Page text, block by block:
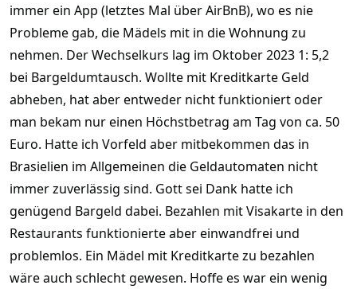
immer ein App (letztes Mal über AirBnB), wo es nie
Probleme gab, die Mädels mit in die Wohnung zu
nehmen. Der Wechselkurs lag im Oktober 2023 1: 5,2
bei Bargeldumtausch. Wollte mit Kreditkarte Geld
abheben, hat aber entweder nicht funktioniert oder
man bekam nur einen Höchstbetrag am Tag von ca. 50
Euro. Hatte ich Vorfeld aber mitbekommen das in
Brasielien im Allgemeinen die Geldautomaten nicht
immer zuverlässig sind. Gott sei Dank hatte ich
genügend Bargeld dabei. Bezahlen mit Visakarte in den
Restaurants funktionierte aber einwandfrei und
problemlos. Ein Mädel mit Kreditkarte zu bezahlen
wäre auch schlecht gewesen. Hoffe es war ein wenig